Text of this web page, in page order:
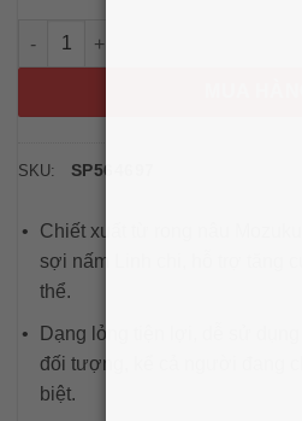
Fucoidan dạng nước hỗ trợ
SKU: SP564697
Chiết xuất từ rong nâu
sợi nấm Linh chi, hỗ trợ tăng
thể.
Dạng lỏng tiện lợi, dễ sử dụng
đối tượng, kể cả người đang
biệt.